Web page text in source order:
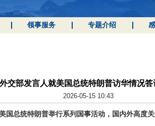
领事服务 专题介绍
外交部发言人就美国总统特朗普访华情况答
2026-05-15 10:43
国总统特朗普举行系列国事活动，国内外高度